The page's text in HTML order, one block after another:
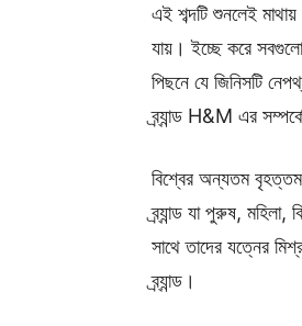
এই শব্দটি শুনলেই
যায়। ইচ্ছে করে
পিছনে যে জিনিসটি
ব্র্যান্ড H&M এর
বিশ্বের অন্যতম
ব্র্যান্ড যা পুরুষ, মহিলা,
সাথে তাদের যত্নের
ব্র্যান্ড।